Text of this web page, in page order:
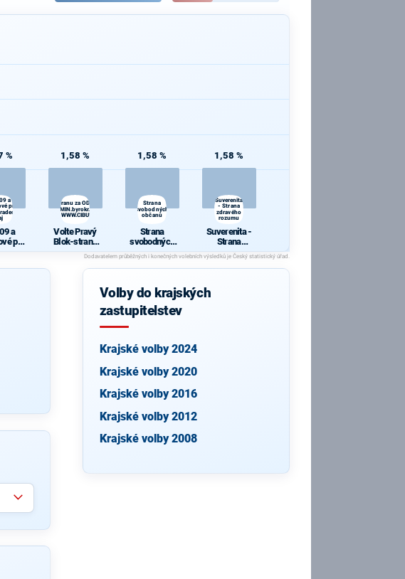
%
a
pro
a
pro
1,58 %
Volte Pravý Blok-stranu za ODVOLAT.polit.,NÍZKÉ
daně,VYROVN.rozp.,MIN.byrokr.,SPRAV.just.,PŘÍMOU
demokr. WWW.CIBULKA.NET
Volte Pravý
Blok-stranu
za
ODVOLAT.poli
t.,NÍZKÉ
N.rozp.,MIN.b
just.,PŘÍMOU
WWW.CIBULK
1,58 %
Strana
svobodných
občanů
Strana
svobodných
občanů
1,58 %
Suverenita
- Strana
zdravého
rozumu
Suverenita -
Strana
zdravého
rozumu
Volby do krajských
zastupitelstev
Krajské volby 2024
Krajské volby 2020
Krajské volby 2016
Krajské volby 2012
Krajské volby 2008